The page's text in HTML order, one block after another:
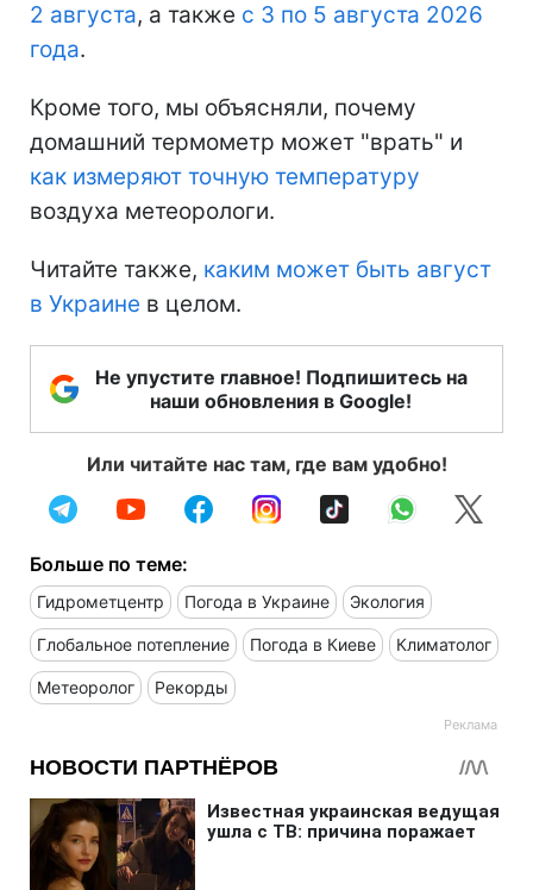
2 августа, а также с 3 по 5 августа 2026
года.
Кроме того, мы объясняли, почему
домашний термометр может "врать" и
как измеряют точную температуру
воздуха метеорологи.
Читайте также, каким может быть август
в Украине в целом.
Не упустите главное! Подпишитесь на
наши обновления в Google!
Или читайте нас там, где вам удобно!
Больше по теме:
Гидрометцентр Погода в Украине Экология
Глобальное потепление Погода в Киеве Климатолог
Метеоролог Рекорды